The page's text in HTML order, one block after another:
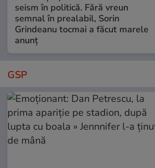
seism în politică. Fără vreun
semnal în prealabil, Sorin
Grindeanu tocmai a făcut marele
anunț
GSP